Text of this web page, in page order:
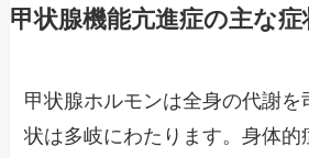
甲状腺機能亢進症の主な症
甲状腺ホルモンは全身の代謝を
状は多岐にわたります。身体的